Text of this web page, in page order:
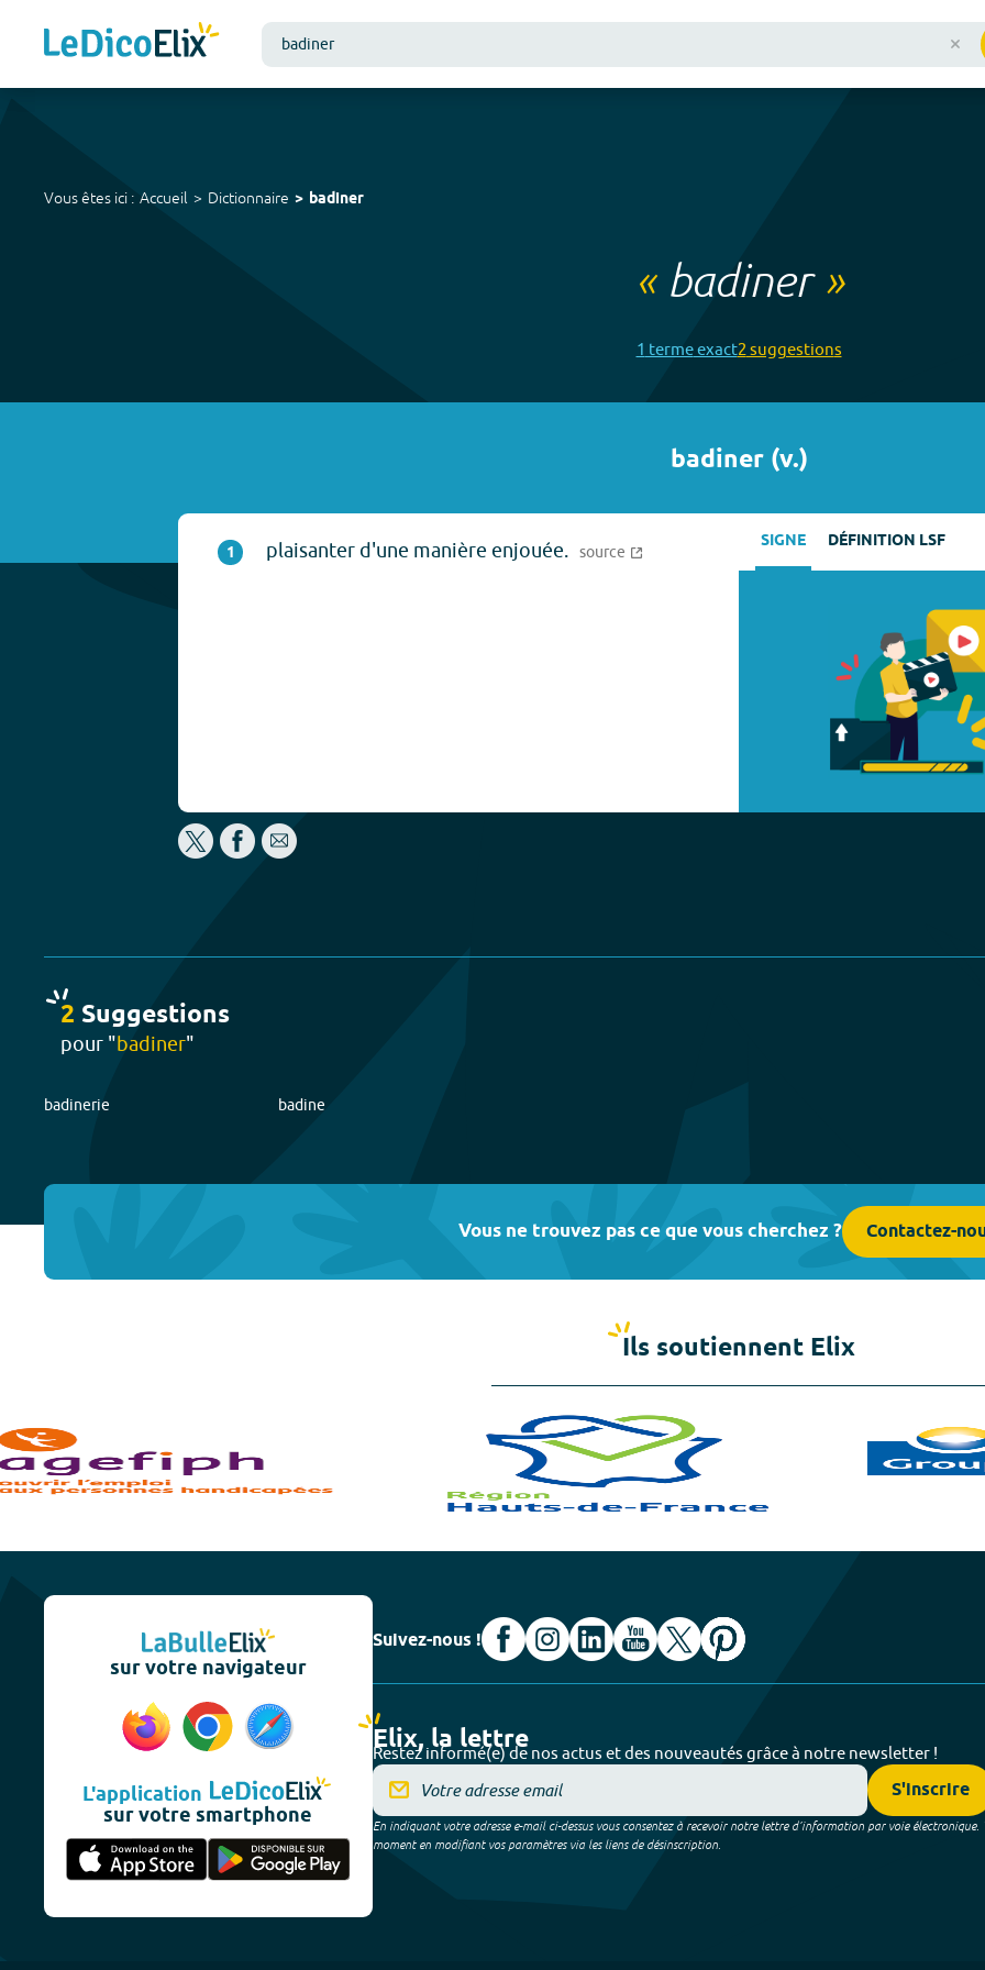
Vous êtes ici : Accueil Dictionnaire badiner
« badiner»
1 termeexact2 suggestions
badiner(v.)
1 plaisanter d'une manière enjouée. source SIGNE DÉFINITION LSF
2 Suggestions
pour "badiner"
badinerie badine
Vous ne trouvez pas ce que vous cherchez ? Contactez-
Ils soutiennent Elix
sur votre navigateur
L'application
sur votre smartphone
Suivez-nous !
Elix, la lettre
Restez informé(e) de nos actus et des nouveautés grâce à notre newsletter !
S'inscrire
En indiquant votre adresse e-mail ci-dessus vous consentez à recevoir notre lettre d’information par voie électronique.
moment en modifiant vos paramètres via les liens de désinscription.